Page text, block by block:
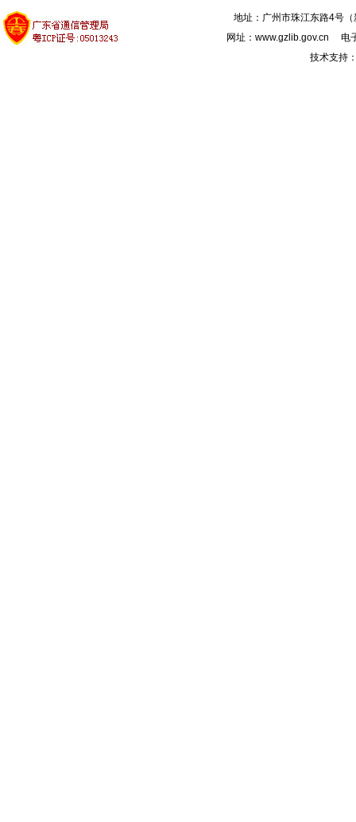
地址：广州市珠江东路4
网址：www.gzlib.gov.cn 电
技术支持